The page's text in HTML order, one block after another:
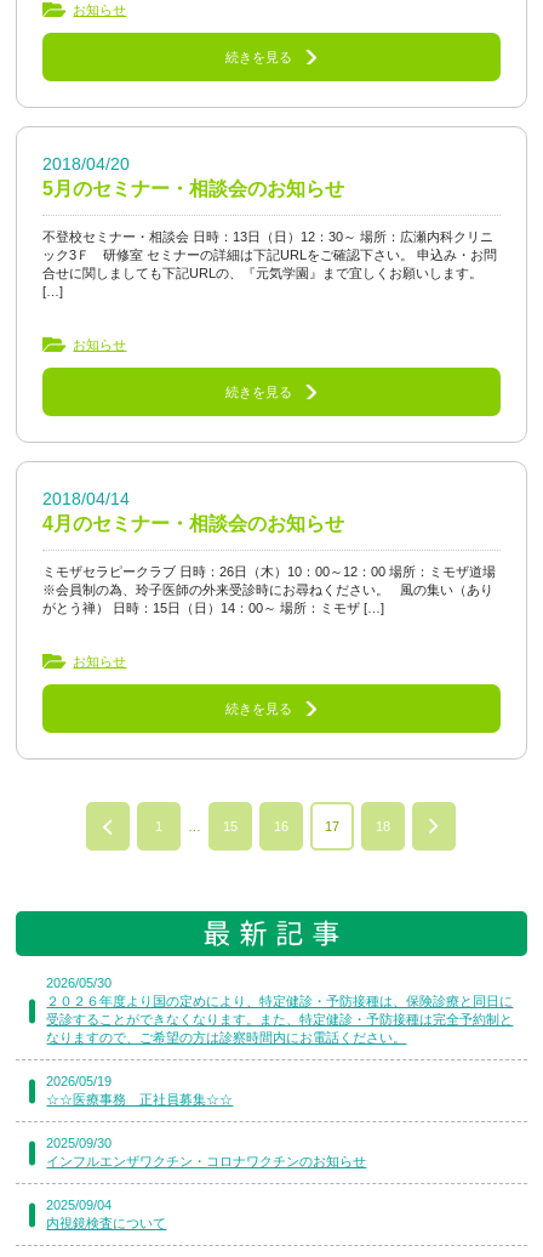
お知らせ
続きを見る
2018/04/20
5月のセミナー・相談会のお知らせ
不登校セミナー・相談会 日時：13日（日）12：30～ 場所：広瀬内科クリニ
ック3Ｆ 研修室 セミナーの詳細は下記URLをご確認下さい。 申込み・お問
合せに関しましても下記URLの、『元気学園』まで宜しくお願いします。
[…]
お知らせ
続きを見る
2018/04/14
4月のセミナー・相談会のお知らせ
ミモザセラピークラブ 日時：26日（木）10：00～12：00 場所：ミモザ道場
※会員制の為、玲子医師の外来受診時にお尋ねください。 風の集い（あり
がとう禅） 日時：15日（日）14：00～ 場所：ミモザ […]
お知らせ
続きを見る
1 15 16 17 18
2026/05/30
２０２６年度より国の定めにより、特定健診・予防接種は、保険診療と同日に
受診することができなくなります。また、特定健診・予防接種は完全予約制と
なりますので、ご希望の方は診察時間内にお電話ください。
2026/05/19
☆☆医療事務 正社員募集☆☆
2025/09/30
インフルエンザワクチン・コロナワクチンのお知らせ
2025/09/04
内視鏡検査について